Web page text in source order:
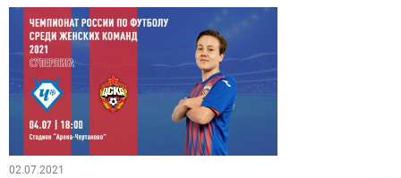
02.07.2021